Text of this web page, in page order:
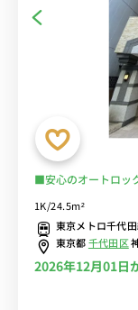
■安心のオートロッ
東京メトロ半蔵門
オススメ！■選べる
1K/24.5m²
東京メトロ千代
東京都千代田区
2026年12月01日